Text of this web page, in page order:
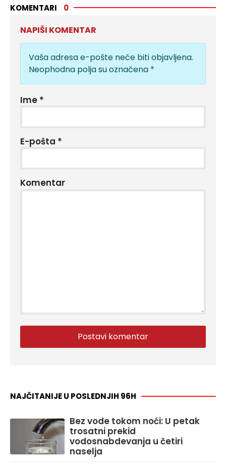
KOMENTARI 0
NAPIŠI KOMENTAR
Vaša adresa e-pošte neće biti objavljena.
Neophodna polja su označena *
Ime *
E-pošta *
Komentar
NAJČITANIJE U POSLEDNJIH 96H
Bez vode tokom noći: U petak
trosatni prekid
vodosnabdevanja u četiri
naselja